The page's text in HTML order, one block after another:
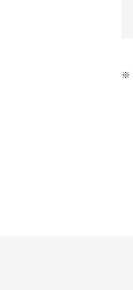
※